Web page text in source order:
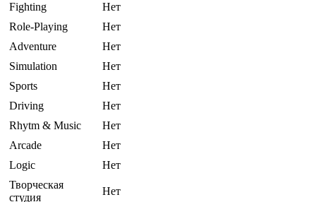
Fighting
Нет
Role-Playing
Нет
Adventure
Нет
Simulation
Нет
Sports
Нет
Driving
Нет
Rhytm & Music
Нет
Arcade
Нет
Logic
Нет
Творческая
студия
Нет